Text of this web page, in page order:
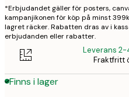
*Erbjudandet gäller för posters,
kampanjikonen för köp på minst
lagret räcker. Rabatten dras av i
erbjudanden eller rabatter.
Leverans
Fraktfritt
Finns i lager